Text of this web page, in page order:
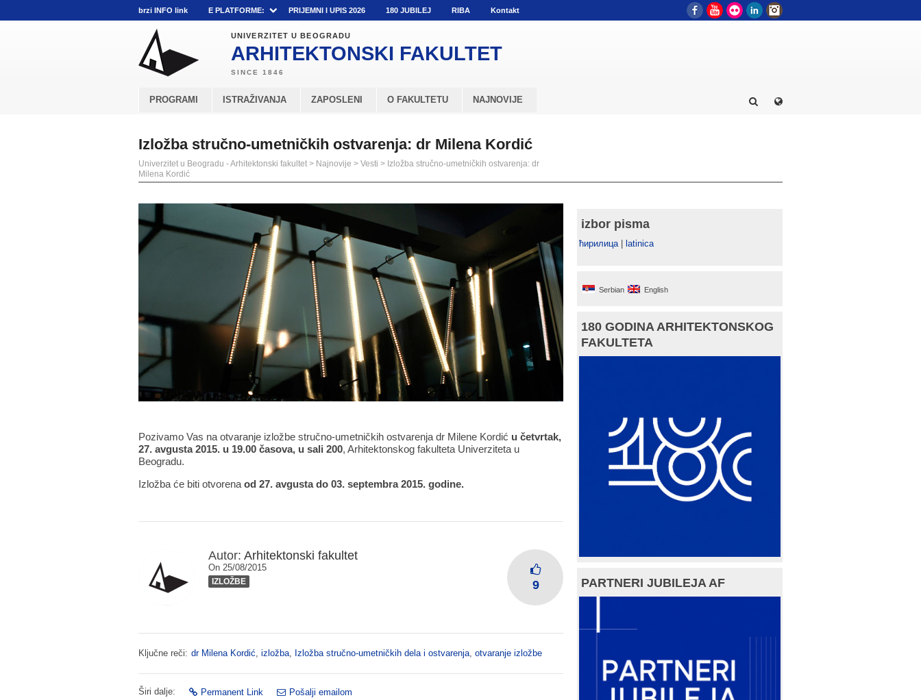
brzi INFO link E PLATFORME: PRIJEMNI I UPIS 2026 180 JUBILEJ RIBA Kontakt FacebookYouTube
Flickr LinkedIn
UNIVERZITET U BEOGRADU
ARHITEKTONSKI FAKULTET
PROGRAMI ISTRAŽIVANJA ZAPOSLENI O FAKULTETU NAJNOVIJE
Izložba stručno-umetničkih ostvarenja: dr Milena Kordić
Univerzitet u Beogradu - Arhitektonski fakultet > Najnovije > Vesti > Izložba stručno-umetničkih ostvarenja: dr
Milena Kordić
Pozivamo Vas na otvaranje izložbe stručno-umetničkih ostvarenja dr Milene Kordić u četvrtak,
27. avgusta 2015. u 19.00 časova, u sali 200, Arhitektonskog fakulteta Univerziteta u
Beogradu.
Izložba će biti otvorena od 27. avgusta do 03. septembra 2015. godine.
Autor: Arhitektonski fakultet
On 25/08/2015
IZLOŽBE 9
Ključne reči: dr Milena Kordić, izložba, Izložba stručno-umetničkih dela i ostvarenja, otvaranje izložbe
Širi dalje: Permanent Link Pošalji emailom
izbor pisma
ћирилица| latinica
Serbian English
180 GODINA ARHITEKTONSKOG
FAKULTETA
PARTNERI JUBILEJA AF